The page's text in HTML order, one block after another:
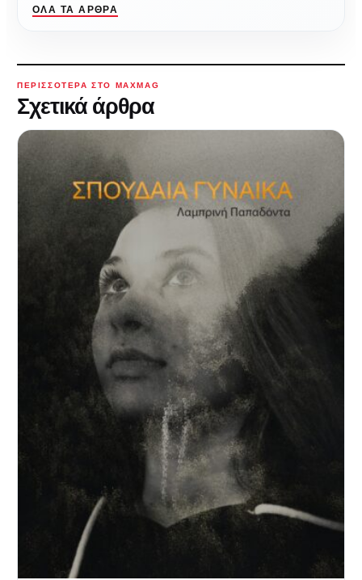
ΌΛΑ ΤΑ ΆΡΘΡΑ
ΠΕΡΙΣΣΌΤΕΡΑ ΣΤΟ MAXMAG
Σχετικά άρθρα